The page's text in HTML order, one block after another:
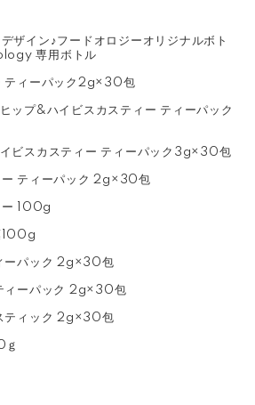
ザイン♪フードオロジーオリジナルボト
専用ボトル
ティーパック2g×30包
ップ&ハイビスカスティー ティーパック
ビスカスティー ティーパック3g×30包
ー ティーパック 2g×30包
ー 100g
100g
ーパック 2g×30包
ィーパック 2g×30包
ティック 2g×30包
ｇ